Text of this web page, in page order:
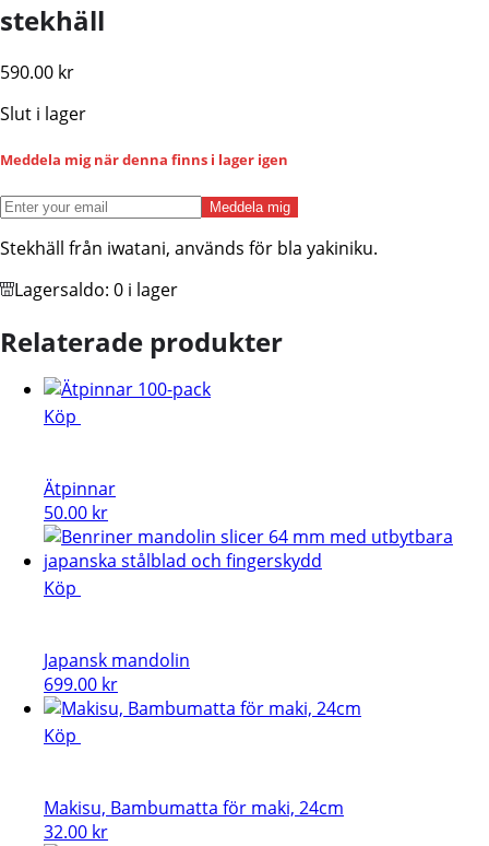
stekhäll
590.00 kr
Slut i lager
Meddela mig när denna finns i lager igen
Meddela mig
Stekhäll från iwatani, används för bla yakiniku.
Lagersaldo: 0 i lager
Relaterade produkter
Köp
Ätpinnar
50.00 kr
Köp
Japansk mandolin
699.00 kr
Köp
Makisu, Bambumatta för maki, 24cm
32.00 kr